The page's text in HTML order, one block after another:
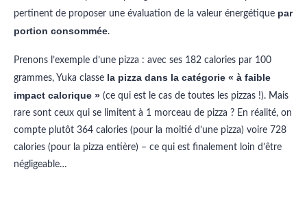
pertinent de proposer une évaluation de la valeur énergétique par
portion consommée.
Prenons l’exemple d’une pizza : avec ses 182 calories par 100
grammes, Yuka classe la pizza dans la catégorie « à faible
impact calorique » (ce qui est le cas de toutes les pizzas !). Mais
rare sont ceux qui se limitent à 1 morceau de pizza ? En réalité, on
compte plutôt 364 calories (pour la moitié d’une pizza) voire 728
calories (pour la pizza entière) – ce qui est finalement loin d’être
négligeable…